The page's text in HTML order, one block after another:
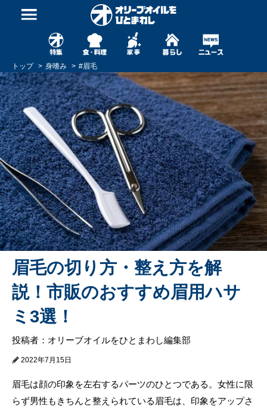
トップ 身嗜み #眉毛
眉毛の切り方・整え方を解
説！市販のおすすめ眉用ハサ
ミ3選！
投稿者：オリーブオイルをひとまわし編集部
2022年7月15日
眉毛は顔の印象を左右するパーツのひとつである。女性に限
らず男性もきちんと整えられている眉毛は、印象をアップさ